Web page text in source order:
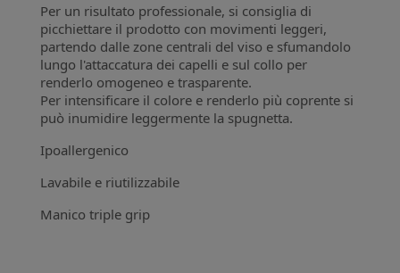
Per un risultato professionale, si consiglia di
picchiettare il prodotto con movimenti leggeri,
partendo dalle zone centrali del viso e sfumandolo
lungo l'attaccatura dei capelli e sul collo per
renderlo omogeneo e trasparente.
Per intensificare il colore e renderlo più coprente si
può inumidire leggermente la spugnetta.
Ipoallergenico
Lavabile e riutilizzabile
Manico triple grip